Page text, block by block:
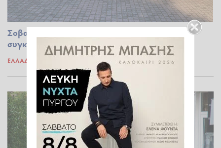
Σοβαρό τροχαίο στη Ρόδο: Αυτοκίνητο
συγκρούστηκε με παιδιά που έκαναν ποδήλατο
ΕΛΛΆΔΑ